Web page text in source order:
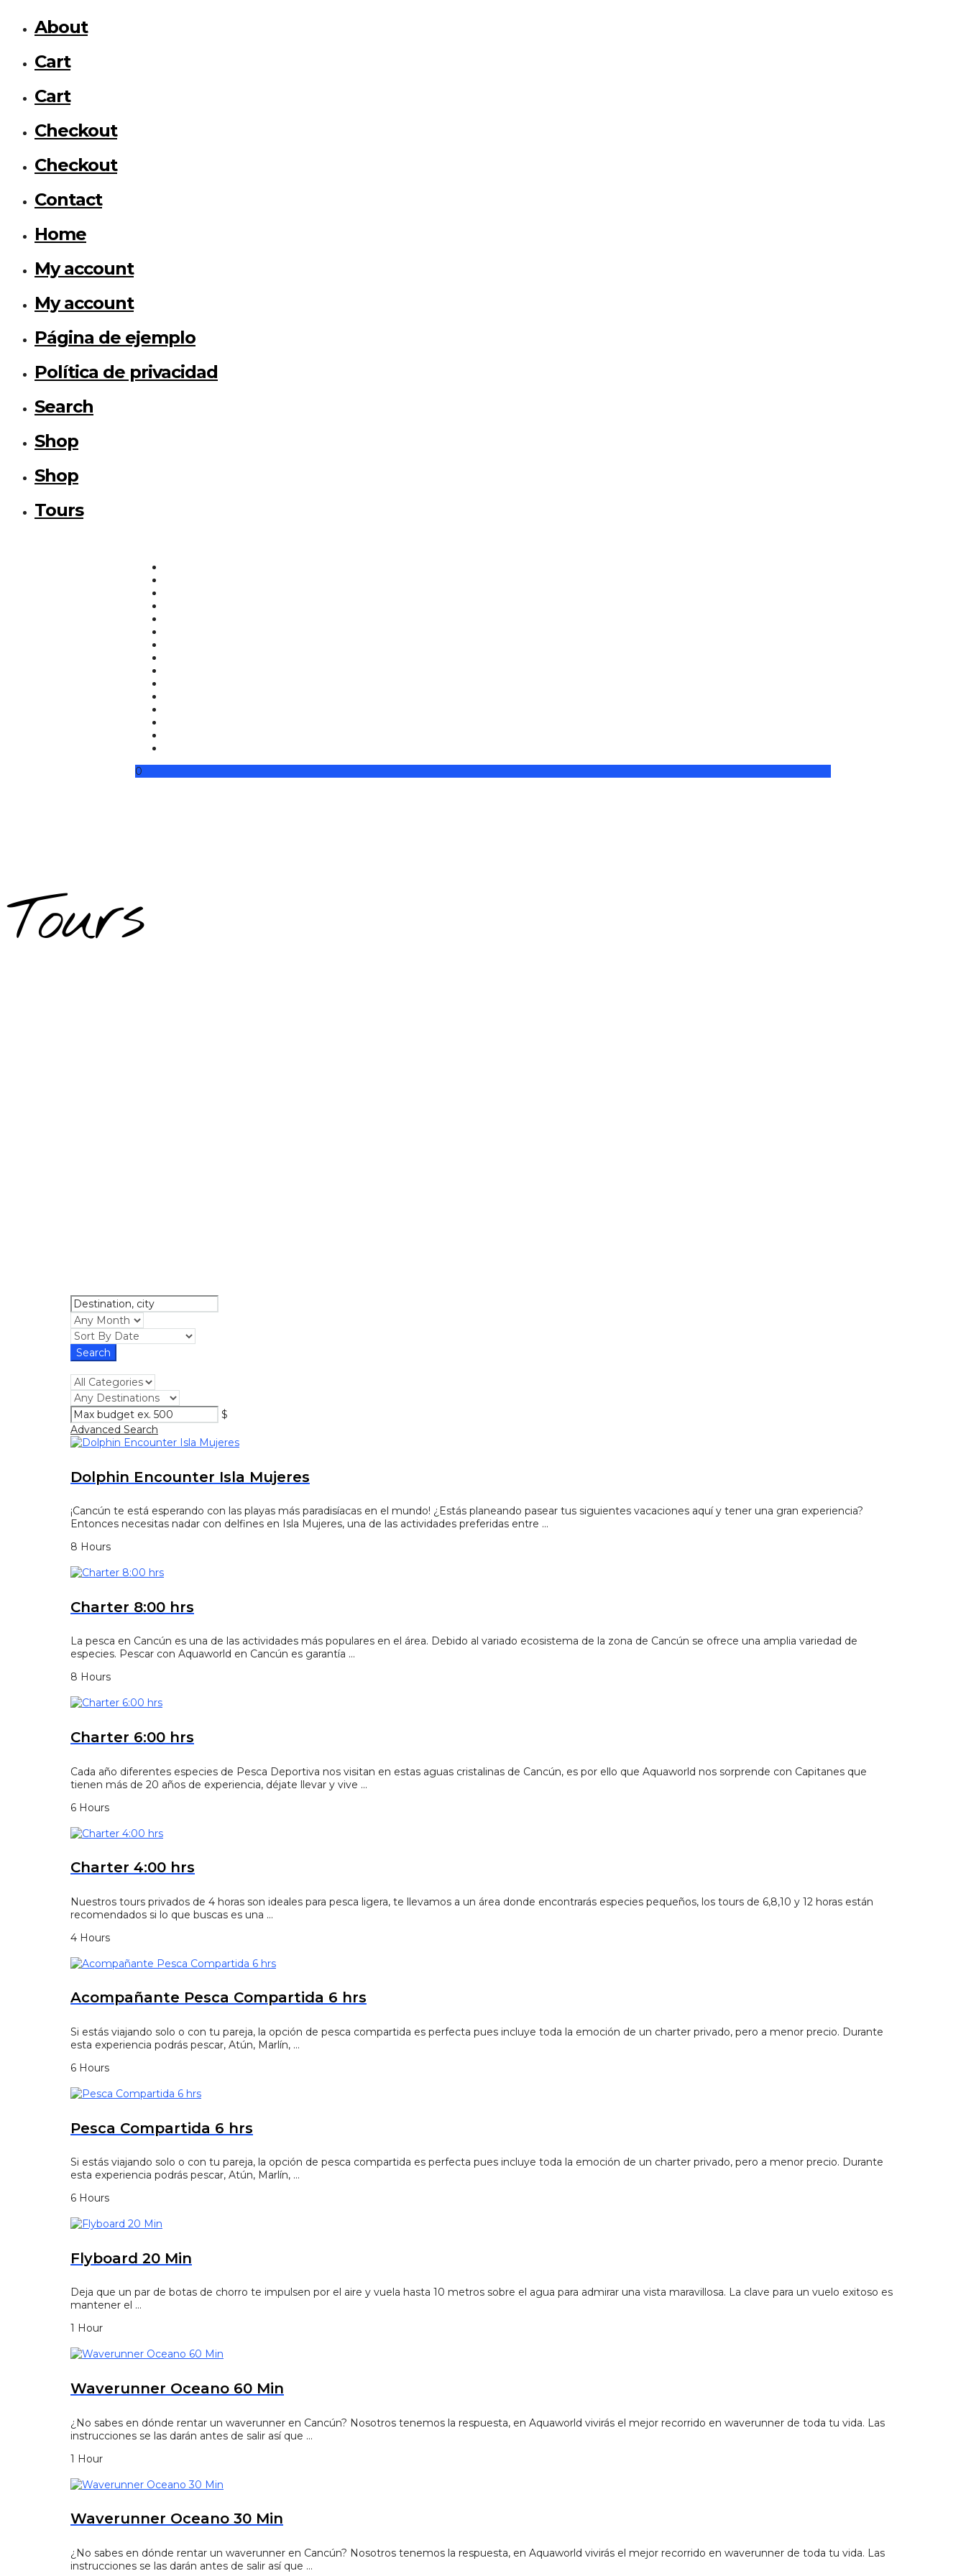
About
Cart
Cart
Checkout
Checkout
Contact
Home
My account
My account
Página de ejemplo
Política de privacidad
Search
Shop
Shop
Tours
0
Tours
$
Advanced Search
Dolphin Encounter Isla Mujeres
¡Cancún te está esperando con las playas más paradisíacas en el mundo! ¿Estás planeando pasear tus siguientes vacaciones aquí y tener una gran experiencia?
Entonces necesitas nadar con delfines en Isla Mujeres, una de las actividades preferidas entre …
8 Hours
Charter 8:00 hrs
La pesca en Cancún es una de las actividades más populares en el área. Debido al variado ecosistema de la zona de Cancún se ofrece una amplia variedad de
especies. Pescar con Aquaworld en Cancún es garantía …
8 Hours
Charter 6:00 hrs
Cada año diferentes especies de Pesca Deportiva nos visitan en estas aguas cristalinas de Cancún, es por ello que Aquaworld nos sorprende con Capitanes que
tienen más de 20 años de experiencia, déjate llevar y vive …
6 Hours
Charter 4:00 hrs
Nuestros tours privados de 4 horas son ideales para pesca ligera, te llevamos a un área donde encontrarás especies pequeños, los tours de 6,8,10 y 12 horas están
recomendados si lo que buscas es una …
4 Hours
Acompañante Pesca Compartida 6 hrs
Si estás viajando solo o con tu pareja, la opción de pesca compartida es perfecta pues incluye toda la emoción de un charter privado, pero a menor precio. Durante
esta experiencia podrás pescar, Atún, Marlín, …
6 Hours
Pesca Compartida 6 hrs
Si estás viajando solo o con tu pareja, la opción de pesca compartida es perfecta pues incluye toda la emoción de un charter privado, pero a menor precio. Durante
esta experiencia podrás pescar, Atún, Marlín, …
6 Hours
Flyboard 20 Min
Deja que un par de botas de chorro te impulsen por el aire y vuela hasta 10 metros sobre el agua para admirar una vista maravillosa. La clave para un vuelo exitoso es
mantener el …
1 Hour
Waverunner Oceano 60 Min
¿No sabes en dónde rentar un waverunner en Cancún? Nosotros tenemos la respuesta, en Aquaworld vivirás el mejor recorrido en waverunner de toda tu vida. Las
instrucciones se las darán antes de salir así que …
1 Hour
Waverunner Oceano 30 Min
¿No sabes en dónde rentar un waverunner en Cancún? Nosotros tenemos la respuesta, en Aquaworld vivirás el mejor recorrido en waverunner de toda tu vida. Las
instrucciones se las darán antes de salir así que …